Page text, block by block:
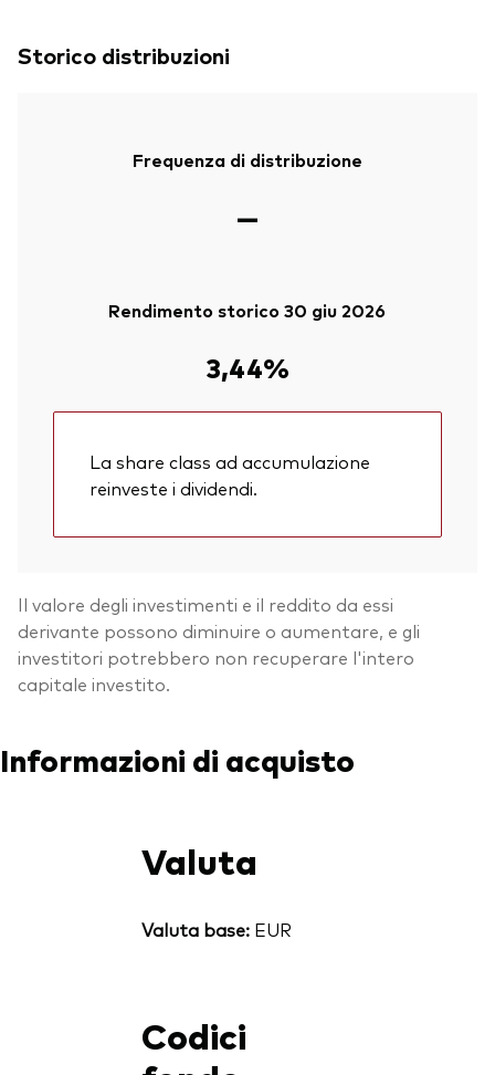
Storico distribuzioni
Frequenza di distribuzione
—
Rendimento storico 30 giu 2026
3,44%
La share class ad accumulazione
reinveste i dividendi.
Il valore degli investimenti e il reddito da essi
derivante possono diminuire o aumentare, e gli
investitori potrebbero non recuperare l'intero
capitale investito.
Informazioni di acquisto
Valuta
Valuta base: EUR
Codici